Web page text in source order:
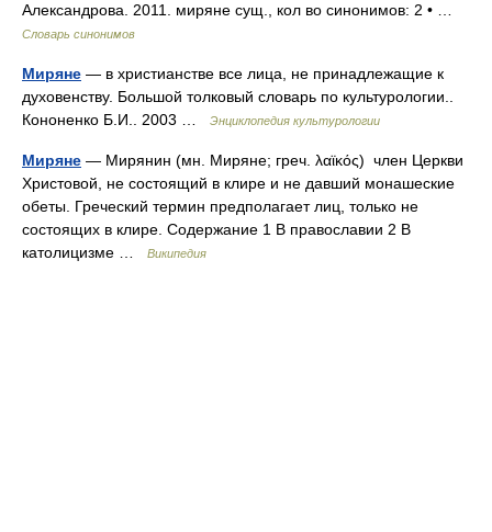
Александрова. 2011. миряне сущ., кол во синонимов: 2 • …
Словарь синонимов
Миряне — в христианстве все лица, не принадлежащие к
духовенству. Большой толковый словарь по культурологии..
Кононенко Б.И.. 2003 …
Энциклопедия культурологии
Миряне — Мирянин (мн. Миряне; греч. λαϊκός) член Церкви
Христовой, не состоящий в клире и не давший монашеские
обеты. Греческий термин предполагает лиц, только не
состоящих в клире. Содержание 1 В православии 2 В
католицизме …
Википедия